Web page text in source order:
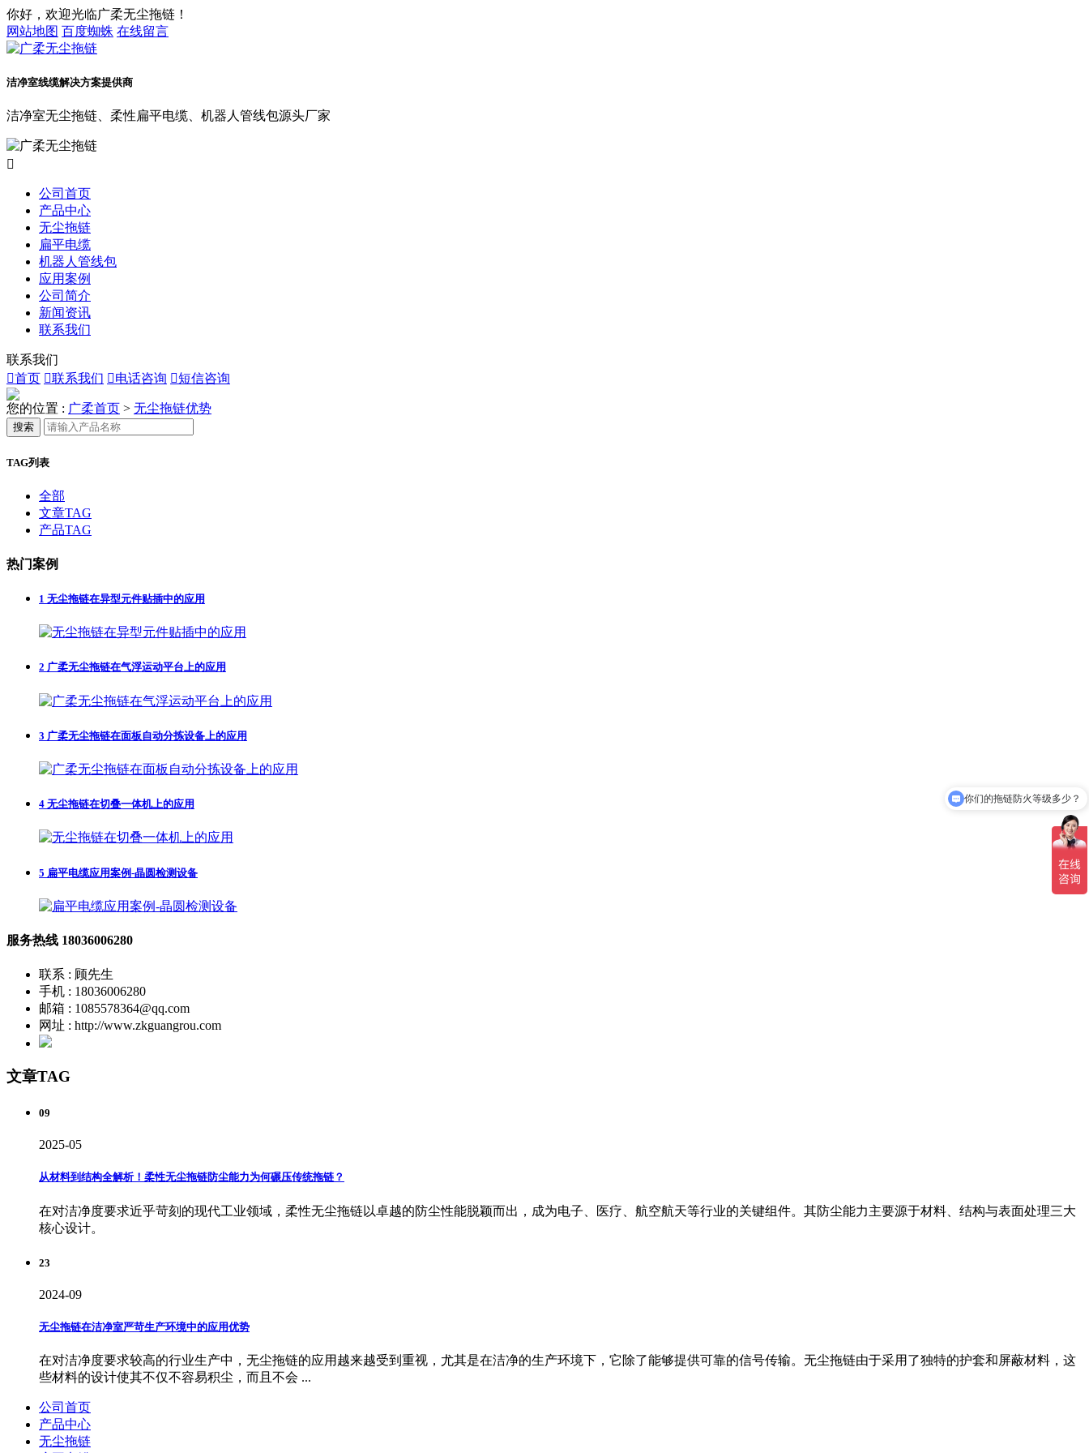
你好，欢迎光临广柔无尘拖链！
网站地图 百度蜘蛛 在线留言
洁净室线缆解决方案提供商
洁净室无尘拖链、柔性扁平电缆、机器人管线包源头厂家

公司首页
产品中心
无尘拖链
扁平电缆
机器人管线包
应用案例
公司简介
新闻资讯
联系我们
联系我们
首页 联系我们 电话咨询 短信咨询
您的位置 : 广柔首页 > 无尘拖链优势
搜索
TAG列表
全部
文章TAG
产品TAG
热门案例
1 无尘拖链在异型元件贴插中的应用
2 广柔无尘拖链在气浮运动平台上的应用
3 广柔无尘拖链在面板自动分拣设备上的应用
4 无尘拖链在切叠一体机上的应用
5 扁平电缆应用案例-晶圆检测设备
服务热线 18036006280
联系 : 顾先生
手机 : 18036006280
邮箱 : 1085578364@qq.com
网址 : http://www.zkguangrou.com
文章TAG
09
2025-05
从材料到结构全解析！柔性无尘拖链防尘能力为何碾压传统拖链？
在对洁净度要求近乎苛刻的现代工业领域，柔性无尘拖链以卓越的防尘性能脱颖而出，成为电子、医疗、航空航天等行业的关键组件。其防尘能力主要源于材料、结构与表面处理三大
核心设计。
23
2024-09
无尘拖链在洁净室严苛生产环境中的应用优势
在对洁净度要求较高的行业生产中，无尘拖链的应用越来越受到重视，尤其是在洁净的生产环境下，它除了能够提供可靠的信号传输。无尘拖链由于采用了独特的护套和屏蔽材料，这
些材料的设计使其不仅不容易积尘，而且不会 ...
公司首页
产品中心
无尘拖链
你们的拖链防火等级多少？